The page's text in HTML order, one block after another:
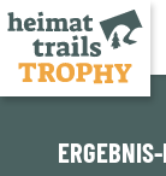
Zum
springen